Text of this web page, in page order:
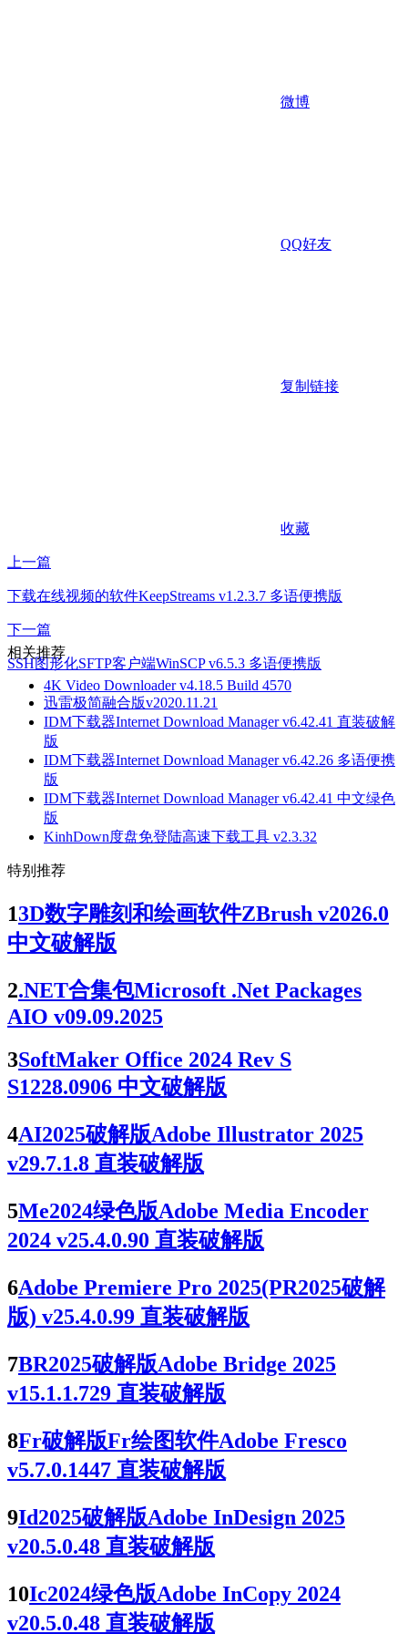
微博
QQ好友
复制链接
收藏
上一篇
下载在线视频的软件KeepStreams v1.2.3.7 多语便携版
下一篇
SSH图形化SFTP客户端WinSCP v6.5.3 多语便携版
相关推荐
4K Video Downloader v4.18.5 Build 4570
迅雷极简融合版v2020.11.21
IDM下载器Internet Download Manager v6.42.41 直装破解
版
IDM下载器Internet Download Manager v6.42.26 多语便携
版
IDM下载器Internet Download Manager v6.42.41 中文绿色
版
KinhDown度盘免登陆高速下载工具 v2.3.32
特别推荐
13D数字雕刻和绘画软件ZBrush v2026.0
中文破解版
2.NET合集包Microsoft .Net Packages
AIO v09.09.2025
3SoftMaker Office 2024 Rev S
S1228.0906 中文破解版
4AI2025破解版Adobe Illustrator 2025
v29.7.1.8 直装破解版
5Me2024绿色版Adobe Media Encoder
2024 v25.4.0.90 直装破解版
6Adobe Premiere Pro 2025(PR2025破解
版) v25.4.0.99 直装破解版
7BR2025破解版Adobe Bridge 2025
v15.1.1.729 直装破解版
8Fr破解版Fr绘图软件Adobe Fresco
v5.7.0.1447 直装破解版
9Id2025破解版Adobe InDesign 2025
v20.5.0.48 直装破解版
10Ic2024绿色版Adobe InCopy 2024
v20.5.0.48 直装破解版